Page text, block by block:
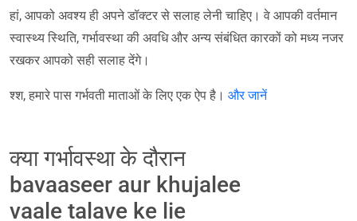
हां, आपको अवश्य ही अपने डॉक्टर से सलाह लेनी चाहिए। वे आपकी वर्तमान
स्वास्थ्य स्थिति, गर्भावस्था की अवधि और अन्य संबंधित कारकों को मध्य नजर
रखकर आपको सही सलाह देंगे।
श्श, हमारे पास गर्भवती माताओं के लिए एक ऐप है। और जानें
क्या गर्भावस्था के दौरान
bavaaseer aur khujalee
vaale talave ke lie